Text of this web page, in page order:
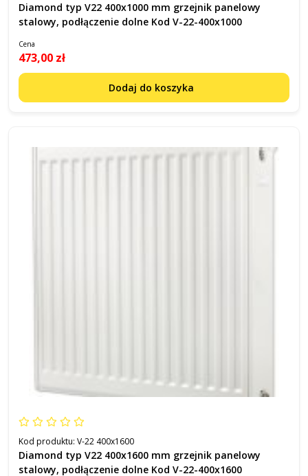
Diamond typ V22 400x1000 mm grzejnik panelowy
stalowy, podłączenie dolne Kod V-22-400x1000
Cena
473,00 zł
Dodaj do koszyka
Kod produktu: V-22 400x1600
Diamond typ V22 400x1600 mm grzejnik panelowy
stalowy, podłączenie dolne Kod V-22-400x1600